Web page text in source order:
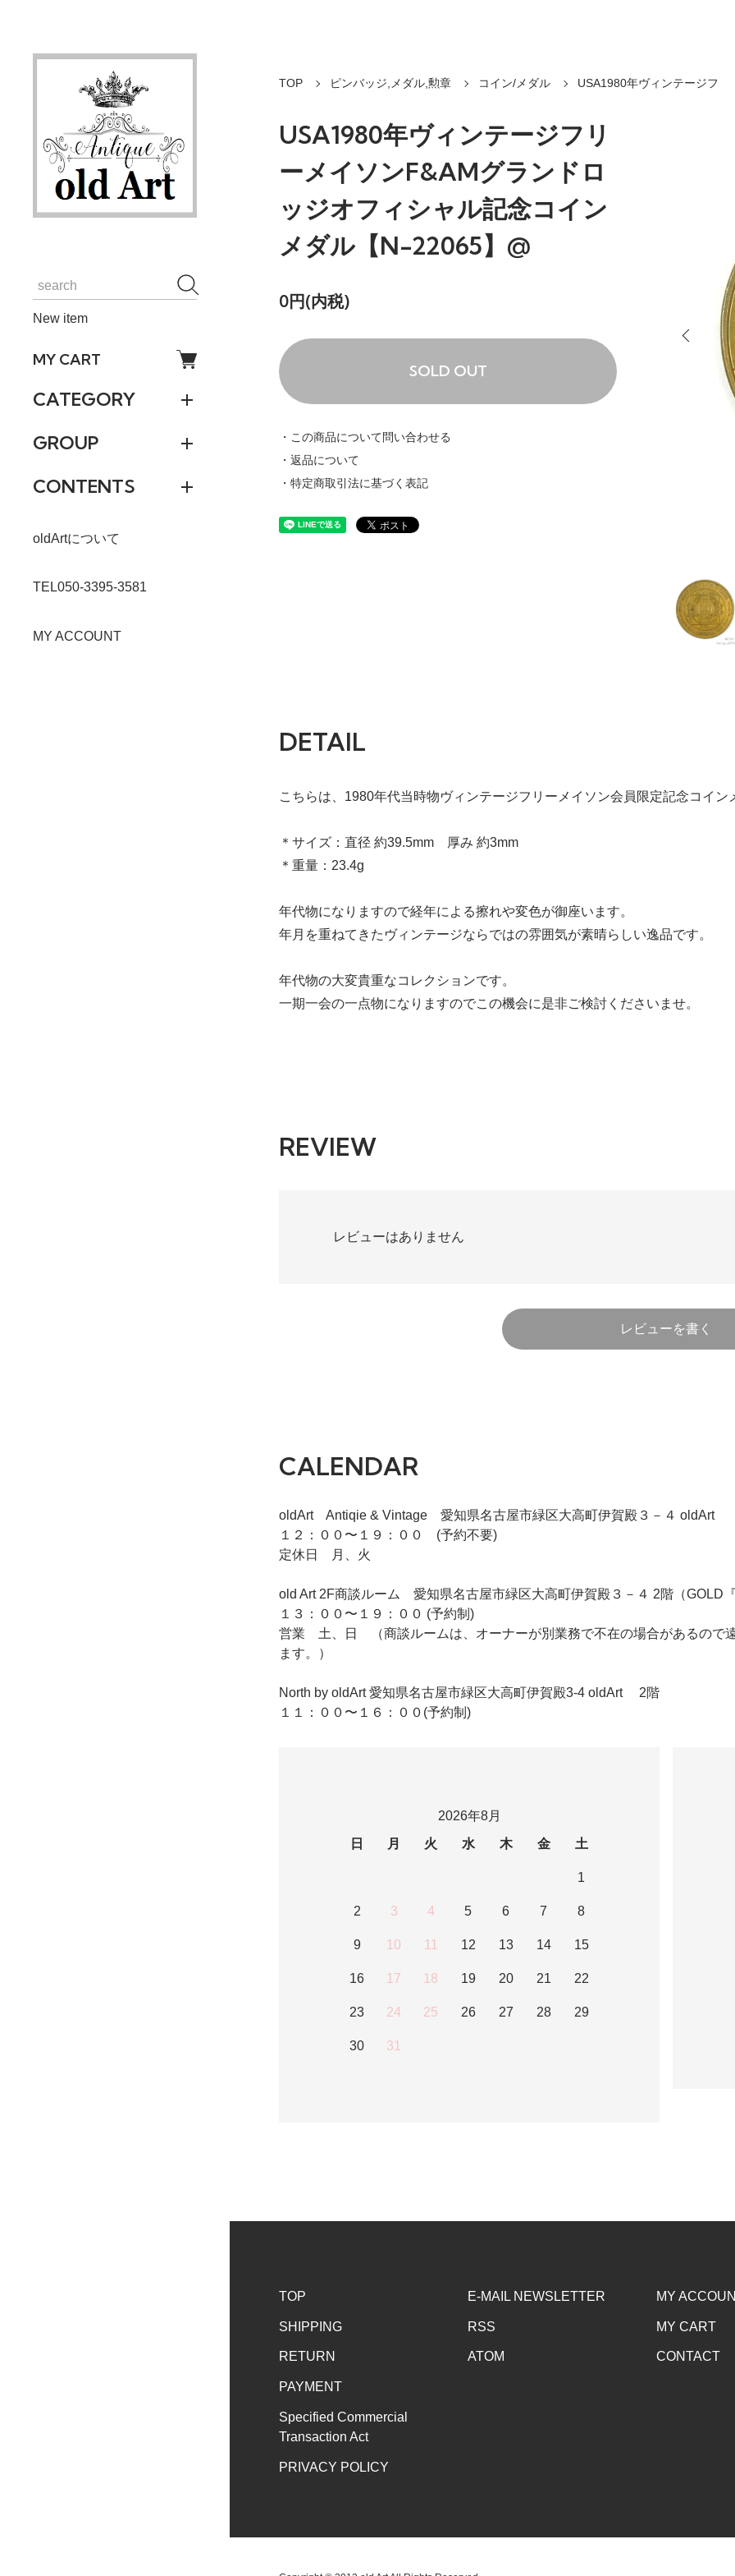
New item
MY CART
CATEGORY
GROUP
CONTENTS
oldArtについて
TEL050-3395-3581
MY ACCOUNT
TOP ピンバッジ,メダル,勲章 コイン/メダル USA1980年ヴィンテージフ
USA1980年ヴィンテージフリ
ーメイソンF&AMグランドロ
ッジオフィシャル記念コイン
メダル【N-22065】@
0円(内税)
SOLD OUT
・この商品について問い合わせる
・返品について
・特定商取引法に基づく表記
DETAIL
こちらは、1980年代当時物ヴィンテージフリーメイソン会員限定記念コイン
＊サイズ：直径 約39.5mm 厚み 約3mm
＊重量：23.4g
年代物になりますので経年による擦れや変色が御座います。
年月を重ねてきたヴィンテージならではの雰囲気が素晴らしい逸品です。
年代物の大変貴重なコレクションです。
一期一会の一点物になりますのでこの機会に是非ご検討くださいませ。
REVIEW
レビューはありません
レビューを書く
CALENDAR
oldArt Antiqie & Vintage 愛知県名古屋市緑区大高町伊賀殿３－４ oldArt
１２：００〜１９：００ (予約不要)
定休日 月、火
old Art 2F商談ルーム 愛知県名古屋市緑区大高町伊賀殿３－４ 2階（GOLD
１３：００〜１９：００ (予約制)
営業 土、日 （商談ルームは、オーナーが別業務で不在の場合があるので
ます。）
North by oldArt 愛知県名古屋市緑区大高町伊賀殿3-4 oldArt 2階
１１：００〜１６：００(予約制)
2026年8月
日
月 火 水 木 金 土
1
2 3 4 5 6 7 8
9 10 11 12 13 14 15
16 17 18 19 20 21 22
23 24 25 26 27 28 29
30 31
TOP
SHIPPING
RETURN
PAYMENT
Specified Commercial
Transaction Act
PRIVACY POLICY
E-MAIL NEWSLETTER
RSS
ATOM
MY
MY CART
CONTACT